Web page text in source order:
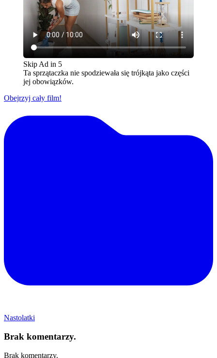
Skip Ad in 5
Ta sprzątaczka nie spodziewała się trójkąta jako części
jej obowiązków.
Obejrzyj cały film!
Nastolatki
Brak komentarzy.
Brak komentarzy.